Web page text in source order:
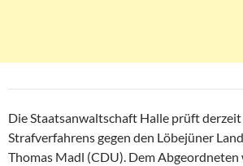
Die Staatsanwaltschaft Halle prüft
Strafverfahrens gegen den Löbejüner
Thomas Madl (CDU). Dem